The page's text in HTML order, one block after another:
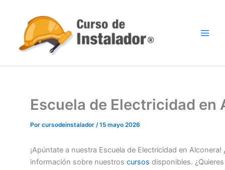
contenido
Escuela de Electricidad en
Por cursodeinstalador /15 mayo 2026
¡Apúntate a nuestra Escuela de Electricidad en
información sobre nuestros cursos disponibles.